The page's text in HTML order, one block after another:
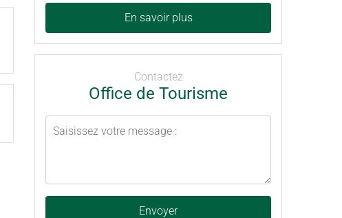
En savoir plus
Contactez
Office de Tourisme
Envoyer